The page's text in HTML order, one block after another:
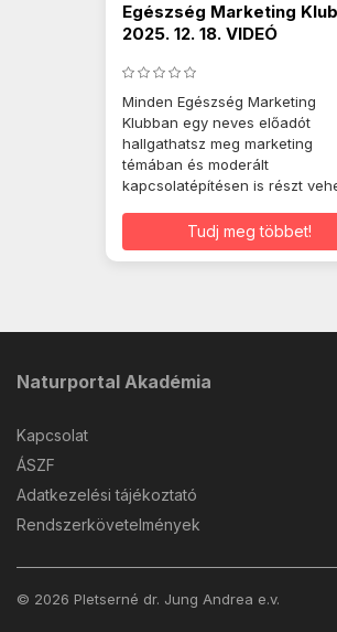
Egészség Marketing Klub
2025. 12. 18. VIDEÓ
Minden Egészség Marketing
Klubban egy neves előadót
hallgathatsz meg marketing
témában és moderált
kapcsolatépítésen is részt
Tudj meg többet!
Naturportal Akadémia
Kapcsolat
ÁSZF
Adatkezelési tájékoztató
Rendszerkövetelmények
© 2026 Pletserné dr. Jung Andrea e.v.